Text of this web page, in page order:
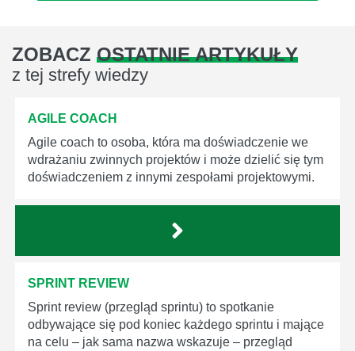
ZOBACZ OSTATNIE ARTYKUŁY
z tej strefy wiedzy
AGILE COACH
Agile coach to osoba, która ma doświadczenie we
wdrażaniu zwinnych projektów i może dzielić się tym
doświadczeniem z innymi zespołami projektowymi.
SPRINT REVIEW
Sprint review (przegląd sprintu) to spotkanie
odbywające się pod koniec każdego sprintu i mające
na celu – jak sama nazwa wskazuje – przegląd